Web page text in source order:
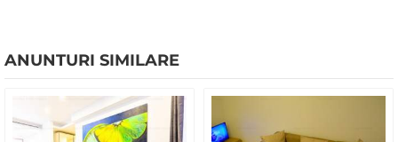
ANUNTURI SIMILARE